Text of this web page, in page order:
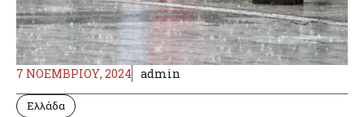
7 ΝΟΕΜΒΡΊΟΥ, 2024 admin
Ελλάδα